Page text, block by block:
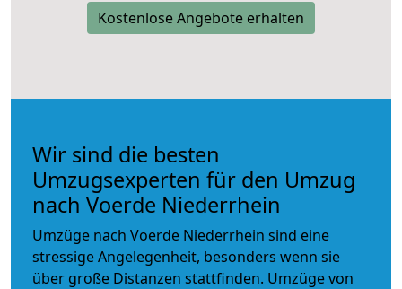
Kostenlose Angebote erhalten
Wir sind die besten
Umzugsexperten für den Umzug
nach Voerde Niederrhein
Umzüge nach Voerde Niederrhein sind eine
stressige Angelegenheit, besonders wenn sie
über große Distanzen stattfinden. Umzüge von